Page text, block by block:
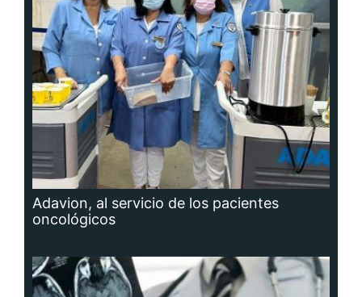
Adavion, al servicio de los pacientes
oncológicos